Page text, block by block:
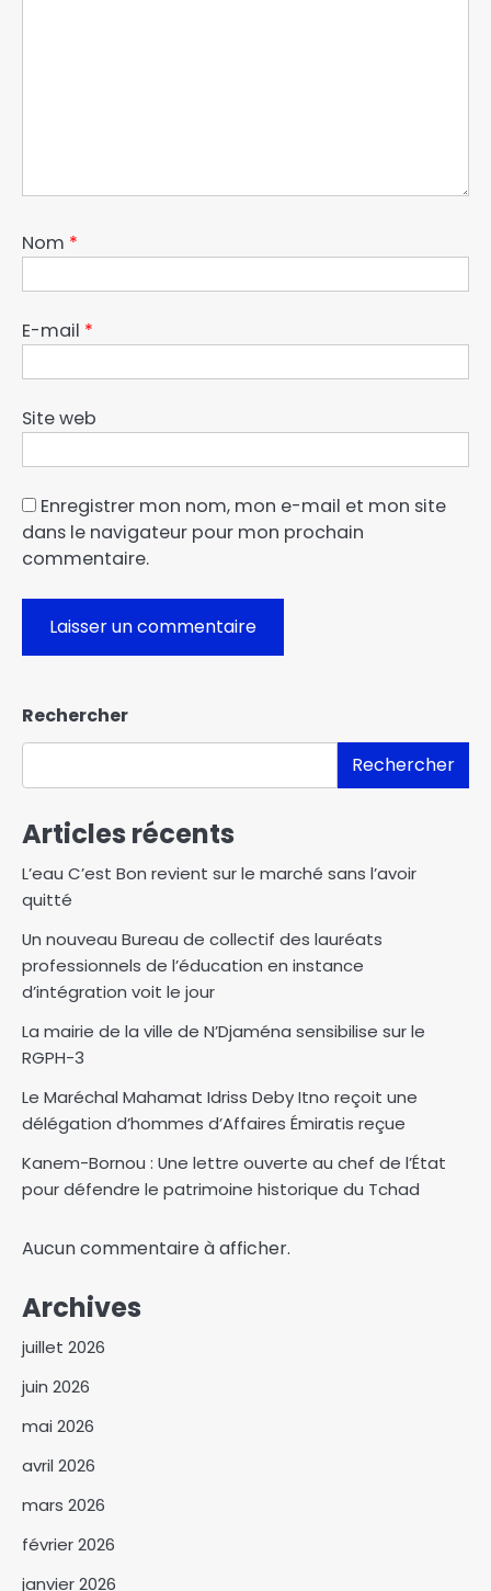
Nom *
E-mail *
Site web
Enregistrer mon nom, mon e-mail et mon site
dans le navigateur pour mon prochain
commentaire.
Rechercher
Rechercher
Articles récents
L’eau C’est Bon revient sur le marché sans l’avoir
quitté
Un nouveau Bureau de collectif des lauréats
professionnels de l’éducation en instance
d’intégration voit le jour
La mairie de la ville de N’Djaména sensibilise sur le
RGPH-3
Le Maréchal Mahamat Idriss Deby Itno reçoit une
délégation d’hommes d’Affaires Émiratis reçue
Kanem-Bornou : Une lettre ouverte au chef de l’État
pour défendre le patrimoine historique du Tchad
Aucun commentaire à afficher.
Archives
juillet 2026
juin 2026
mai 2026
avril 2026
mars 2026
février 2026
janvier 2026